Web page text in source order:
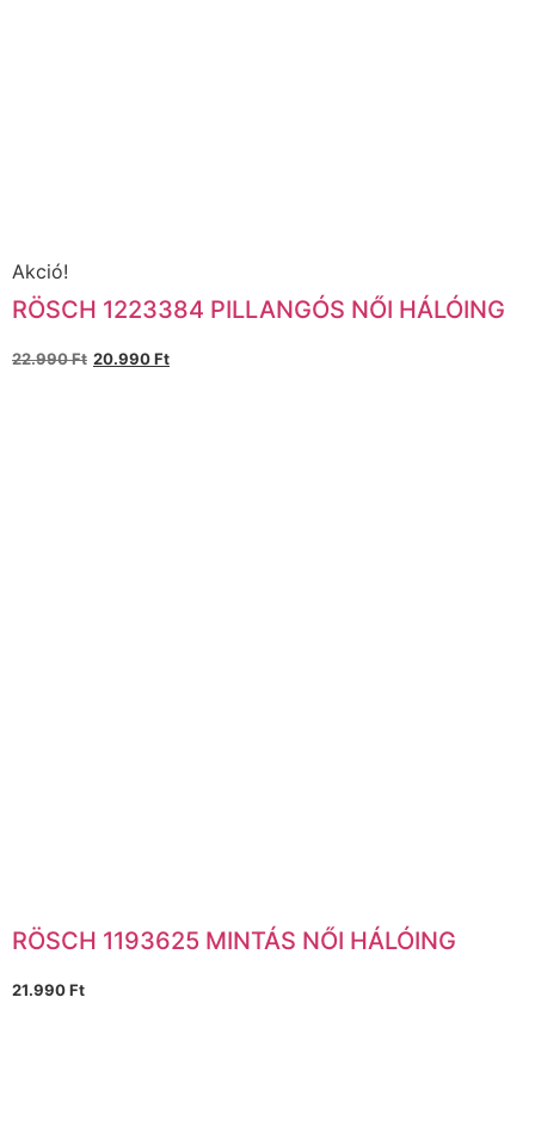
Akció!
RÖSCH 1223384 PILLANGÓS NŐI HÁLÓING
22.990Ft 20.990Ft
RÖSCH 1193625 MINTÁS NŐI HÁLÓING
21.990Ft